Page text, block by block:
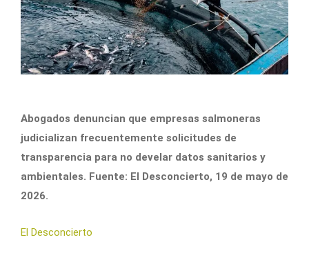
Abogados denuncian que empresas salmoneras
judicializan frecuentemente solicitudes de
transparencia para no develar datos sanitarios y
ambientales. Fuente: El Desconcierto, 19 de mayo de
2026.
El Desconcierto